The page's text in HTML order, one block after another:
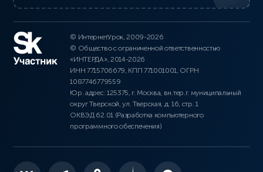
© ИнтернетУрок, 2009-2026
© Общество с ограниченной ответственностью
«ИНТЕРДА», 2014-2026
ИНН 7715706679, КПП 771001001, ОГРН
1087746779559
Юр. адрес: 125375, г. Москва, вн.тер.г. муниципальный
округ Тверской, ул. Тверская, д. 16, стр. 1
ОКВЭД 62.01 (Разработка компьютерного
программного обеспечения)